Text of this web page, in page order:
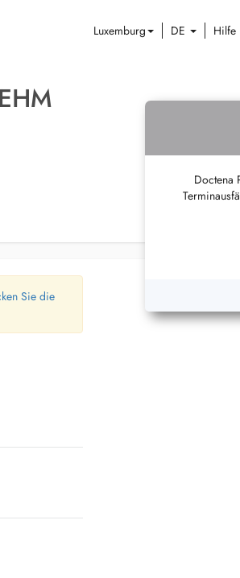
Luxemburg DE Hilfe
Doctena
Sie die